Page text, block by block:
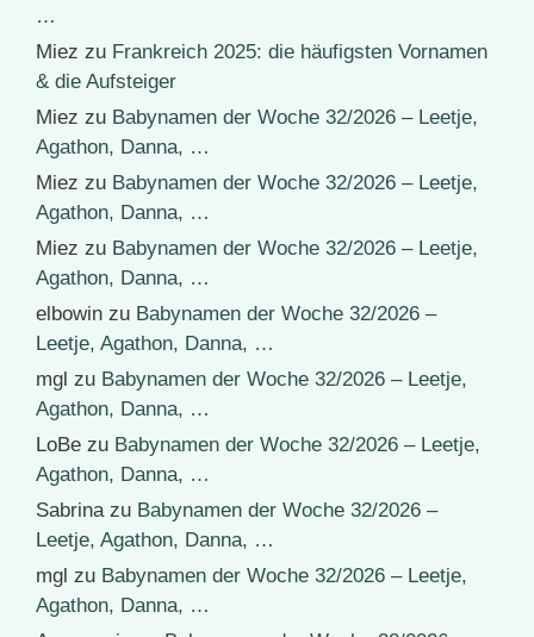
…
Miez zu Frankreich 2025: die häufigsten Vornamen
& die Aufsteiger
Miez zu Babynamen der Woche 32/2026 – Leetje,
Agathon, Danna, …
Miez zu Babynamen der Woche 32/2026 – Leetje,
Agathon, Danna, …
Miez zu Babynamen der Woche 32/2026 – Leetje,
Agathon, Danna, …
elbowin zu Babynamen der Woche 32/2026 –
Leetje, Agathon, Danna, …
mgl zu Babynamen der Woche 32/2026 – Leetje,
Agathon, Danna, …
LoBe zu Babynamen der Woche 32/2026 – Leetje,
Agathon, Danna, …
Sabrinazu Babynamen der Woche 32/2026 –
Leetje, Agathon, Danna, …
mgl zu Babynamen der Woche 32/2026 – Leetje,
Agathon, Danna, …